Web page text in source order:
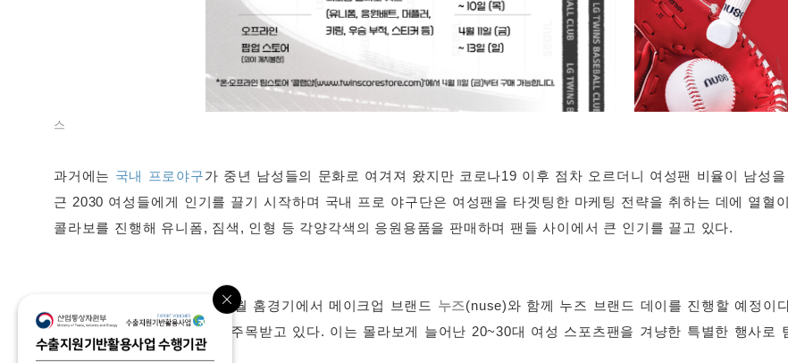
스
과거에는 국내 프로야구가 중년 남성들의 문화로 여겨져 왔지만 코로나19 이후 점차 오르더니 여성팬 비율이 남성
근 2030 여성들에게 인기를 끌기 시작하며 국내 프로 야구단은 여성팬을 타겟팅한 마케팅 전략을 취하는 데에 열혈
콜라보를 진행해 유니폼, 짐색, 인형 등 각양각색의 응원용품을 판매하며 팬들 사이에서 큰 인기를 끌고 있다.
비슷한 예로 SSG랜더스도 6월 홈경기에서 메이크업 브랜드 누즈(nuse)와 함께 누즈 브랜드 데이를 진행할 예정이
랜드로 MZ세대를 중심으로 주목받고 있다. 이는 몰라보게 늘어난 20~30대 여성 스포츠팬을 겨냥한 특별한 행사로
다.
수출지원기반활용사업 수행기관